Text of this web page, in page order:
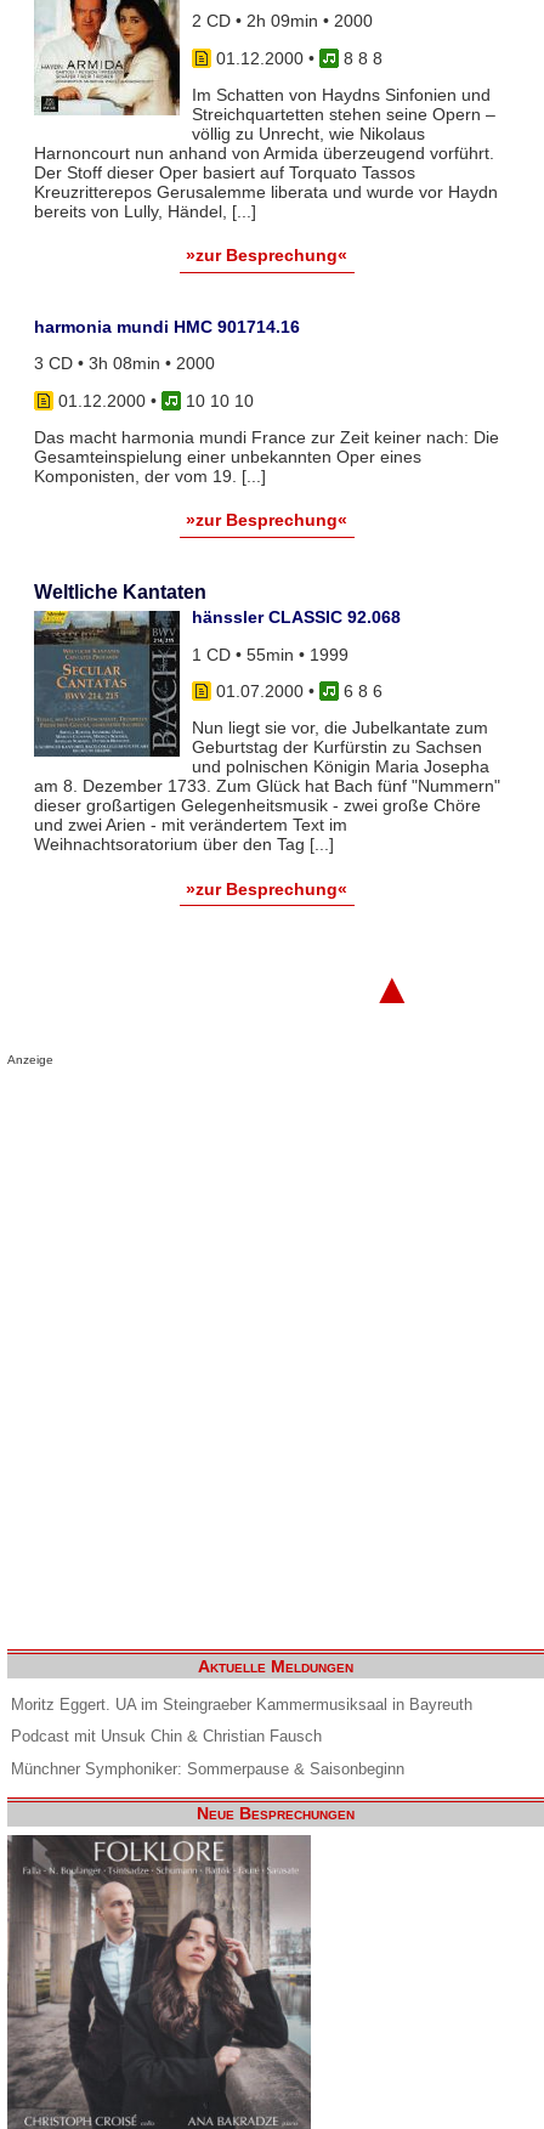
2 CD • 2h 09min • 2000
01.12.2000•
8 8 8
Im Schatten von Haydns Sinfonien und
Streichquartetten stehen seine Opern –
völlig zu Unrecht, wie Nikolaus
Harnoncourt nun anhand von Armida überzeugend vorführt.
Der Stoff dieser Oper basiert auf Torquato Tassos
Kreuzritterepos Gerusalemme liberata und wurde vor Haydn
bereits von Lully, Händel, [...]
»zur Besprechung«
harmonia mundi HMC 901714.16
3 CD • 3h 08min • 2000
01.12.2000•
10 10 10
Das macht harmonia mundi France zur Zeit keiner nach: Die
Gesamteinspielung einer unbekannten Oper eines
Komponisten, der vom 19. [...]
»zur Besprechung«
Weltliche Kantaten
hänssler CLASSIC 92.068
1 CD • 55min • 1999
01.07.2000•
6 8 6
Nun liegt sie vor, die Jubelkantate zum
Geburtstag der Kurfürstin zu Sachsen
und polnischen Königin Maria Josepha
am 8. Dezember 1733. Zum Glück hat Bach fünf "Nummern"
dieser großartigen Gelegenheitsmusik - zwei große Chöre
und zwei Arien - mit verändertem Text im
Weihnachtsoratorium über den Tag [...]
»zur Besprechung«
▲
Anzeige
Aktuelle Meldungen
Moritz Eggert. UA im Steingraeber Kammermusiksaal in Bayreuth
Podcast mit Unsuk Chin & Christian Fausch
Münchner Symphoniker: Sommerpause & Saisonbeginn
Neue Besprechungen